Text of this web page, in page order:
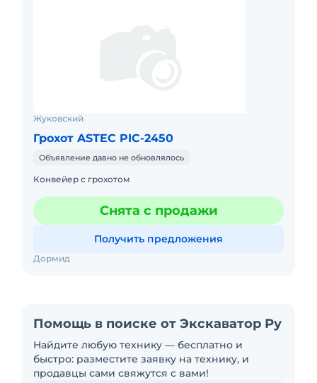
Жуковский
Грохот ASTEC PIC-2450
Объявление давно не обновлялось
Конвейер с грохотом
Снята с продажи
Получить предложения
Дормид
Помощь в поиске от Экскаватор Ру
Найдите любую технику — бесплатно и
быстро: разместите заявку на технику, и
продавцы сами свяжутся с вами!